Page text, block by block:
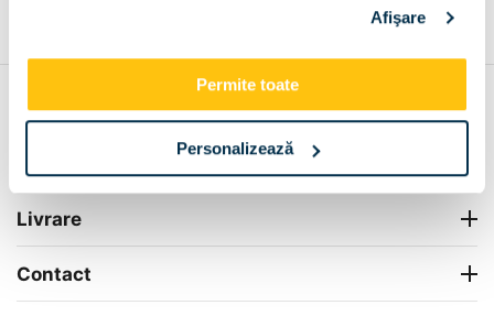
Afişare
Permite toate
Personalizează
Contul meu
Livrare
Contact